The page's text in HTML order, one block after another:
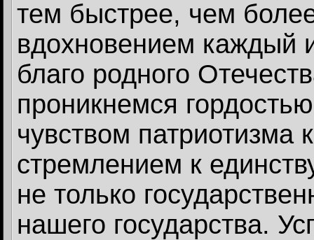
тем быстрее, чем
вдохновением каждый
благо родного
проникнемся
чувством патриотизма
стремлением к
не только
нашего государства.